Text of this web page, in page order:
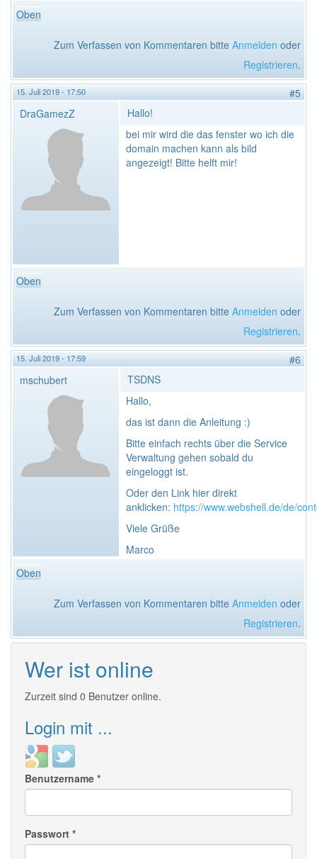
Oben
Zum Verfassen von Kommentaren bitte Anmelden oder
Registrieren.
15. Juli 2019 - 17:50
#5
DraGamezZ
Hallo!
bei mir wird die das fenster wo ich die
domain machen kann als bild
angezeigt! Bitte helft mir!
Oben
Zum Verfassen von Kommentaren bitte Anmelden oder
Registrieren.
15. Juli 2019 - 17:59
#6
mschubert
TSDNS
Hallo,
das ist dann die Anleitung :)
Bitte einfach rechts über die Service
Verwaltung gehen sobald du
eingeloggt ist.
Oder den Link hier direkt
anklicken: https://www.webshell.de/de/
Viele Grüße
Marco
Oben
Zum Verfassen von Kommentaren bitte Anmelden oder
Registrieren.
Wer ist online
Zurzeit sind 0 Benutzer online.
Login mit ...
Login
with
Google
Login
with
Twitter
Benutzername *
Passwort *